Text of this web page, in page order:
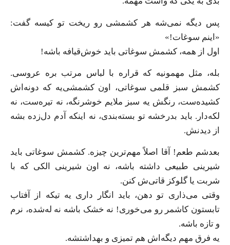
پس دیگه نمی‌شه هر کشمشی رو ریخت تو کیسه گفت:
«اینم سوغات!»
اول از همه، کشمش سوغاتی باید خوش‌قیافه باشه!
بله، مثل مهمونیه که قراره با لباس مرتب بره عروسی.
کشمش سبز قلمی سوغاتی، اون کشمشی‌یه که دونه‌اش
کشیده‌ست، رنگش یه سبز ملایم خوشرنگه، نه تیره‌ست، نه
لکه‌دار. باید بدرخشه تو بسته‌بندی، نه اینکه آدم دل‌زده بشه
از دیدنش.
بعدشم طعم! آقا اصلاً مهم‌ترین چیزه. کشمش سوغاتی باید
شیرینی طبیعی داشته باشه، نه اون شیرینی الکی که با
شربت یا گلوکز قاتی‌ش کنن.
وقتی می‌ذاری تو دهن، باید انگار داری یه تیکه از آفتاب
تابستون کاشمر رو می‌خوری! نه خشک باشه نه له‌شده، نرم
و تازه باشه.
یه فرق مهم دیگه‌اش هم تمیزی و بهداشتشه.